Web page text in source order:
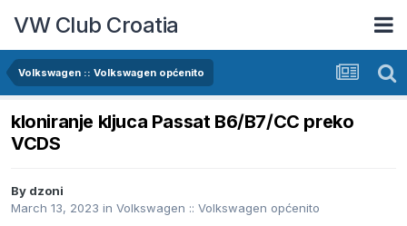
VW Club Croatia
Volkswagen :: Volkswagen općenito
kloniranje kljuca Passat B6/B7/CC preko
VCDS
By dzoni
March 13, 2023 in Volkswagen :: Volkswagen općenito